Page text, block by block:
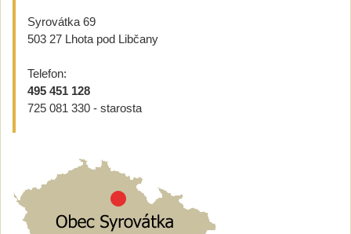
Syrovátka 69
503 27 Lhota pod Libčany
Telefon:
495 451 128
725 081 330 - starosta